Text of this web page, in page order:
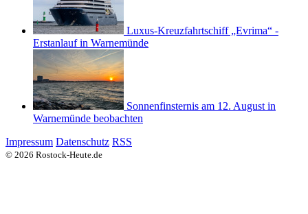
Luxus-Kreuzfahrtschiff „Evrima“ -
Erstanlauf in Warnemünde
Sonnenfinsternis am 12. August in
Warnemünde beobachten
Impressum Datenschutz RSS
© 2026 Rostock-Heute.de